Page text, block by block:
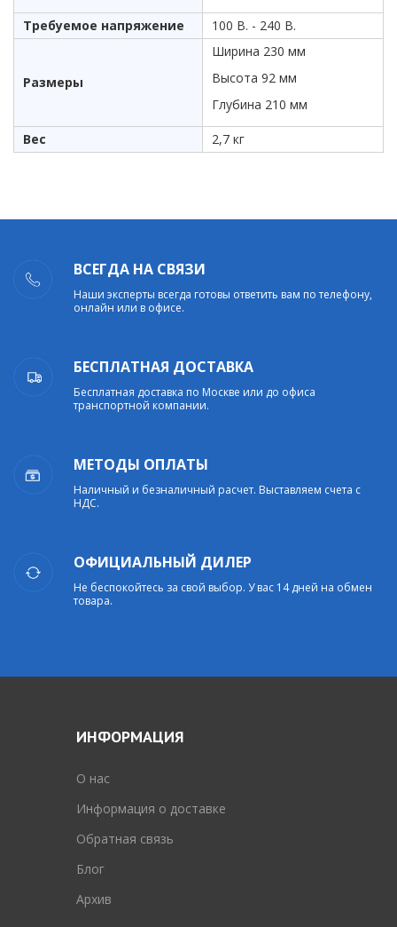
Требуемое напряжение 100 В. - 240 В.
Размеры
Ширина 230 мм
Высота 92 мм
Глубина 210 мм
Вес 2,7 кг
ВСЕГДА НА СВЯЗИ
Наши эксперты всегда готовы ответить вам по телефону,
онлайн или в офисе.
БЕСПЛАТНАЯ ДОСТАВКА
Бесплатная доставка по Москве или до офиса
транспортной компании.
МЕТОДЫ ОПЛАТЫ
Наличный и безналичный расчет. Выставляем счета с
НДС.
ОФИЦИАЛЬНЫЙ ДИЛЕР
Не беспокойтесь за свой выбор. У вас 14 дней на обмен
товара.
ИНФОРМАЦИЯ
O нас
Информация о доставке
Обратная связь
Блог
Архив